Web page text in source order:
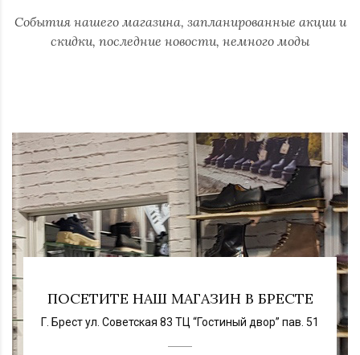
События нашего магазина, запланированные акции и
скидки, последние новости, немного моды
ПОСЕТИТЕ НАШ МАГАЗИН В БРЕСТЕ
Г. Брест ул. Советская 83 ТЦ “Гостиный двор” пав. 51